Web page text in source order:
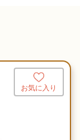
お気に入り